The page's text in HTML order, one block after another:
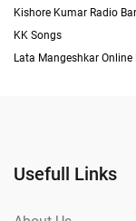
Kishore Kumar Radio
KK Songs
Lata Mangeshkar Online
Usefull Links